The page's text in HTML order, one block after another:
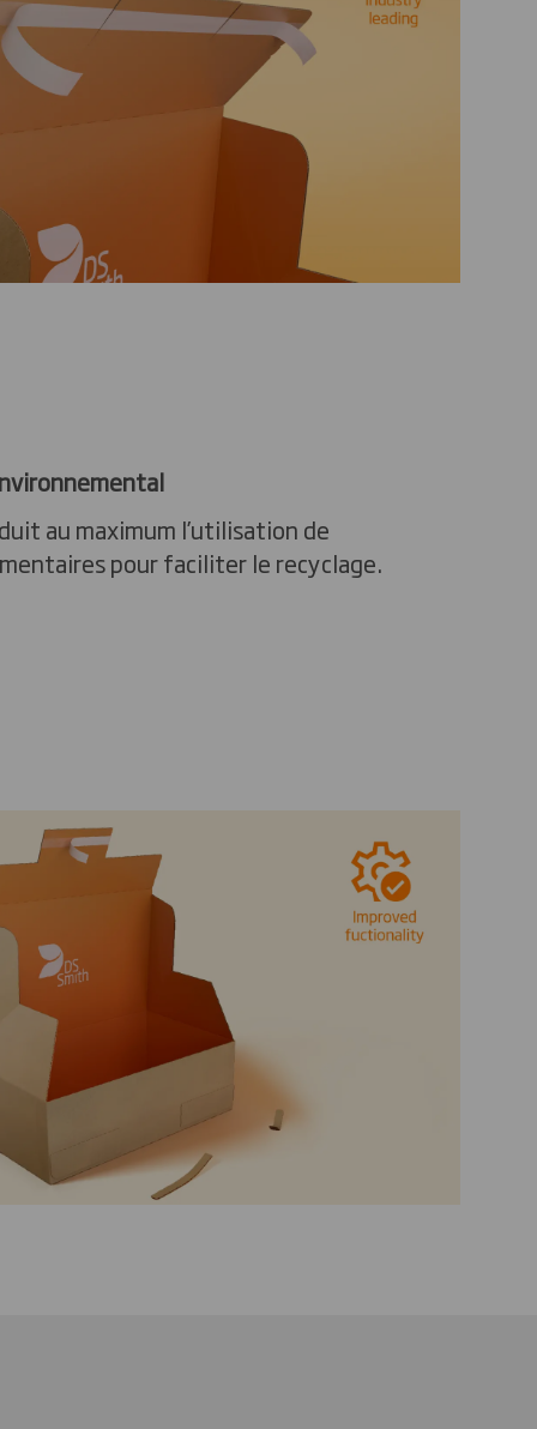
au maximum l’utilisation de
pour faciliter le recyclage.